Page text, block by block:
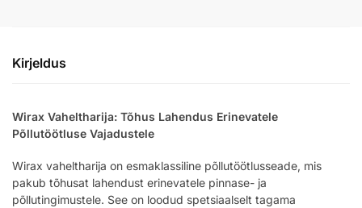
Kirjeldus
Wirax Vaheltharija: Tõhus Lahendus Erinevatele
Põllutöötluse Vajadustele
Wirax vaheltharija on esmaklassiline põllutöötlusseade, mis
pakub tõhusat lahendust erinevatele pinnase- ja
põllutingimustele. See on loodud spetsiaalselt tagama